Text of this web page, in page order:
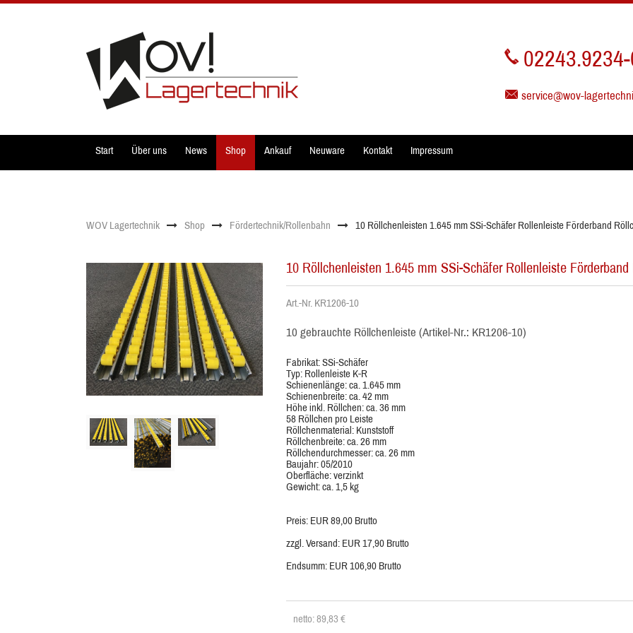
service@wov-
Start Über uns News Shop Ankauf Neuware Kontakt Impressum
WOV Lagertechnik Shop Fördertechnik/Rollenbahn 10 Röllchenleisten 1.645 mm SSi-Schäfer Rollenleiste Förderband
10 Röllchenleisten 1.645 mm SSi-Schäfer Rollenleiste
Art.-Nr. KR1206-10
10 gebrauchte Röllchenleiste (Artikel-Nr.: KR1206-10)
Fabrikat: SSi-Schäfer
Typ: Rollenleiste K-R
Schienenlänge: ca. 1.645 mm
Schienenbreite: ca. 42 mm
Höhe inkl. Röllchen: ca. 36 mm
58 Röllchen pro Leiste
Röllchenmaterial: Kunststoff
Röllchenbreite: ca. 26 mm
Röllchendurchmesser: ca. 26 mm
Baujahr: 05/2010
Oberfläche: verzinkt
Gewicht: ca. 1,5 kg
Preis: EUR 89,00 Brutto
zzgl. Versand: EUR 17,90 Brutto
Endsumm: EUR 106,90 Brutto
netto: 89,83€